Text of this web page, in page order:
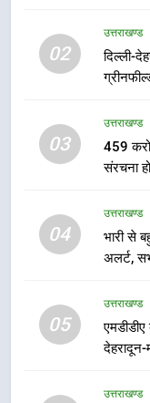
02
उत्तराखण्ड
दिल्ली-
सुरक्षा
03
उत्तराखण्ड
459
संरचना
04
उत्तराखण्ड
भारी से
अलर्ट,
05
उत्तराखण्ड
देहरादून-
उत्तराखण्ड
1